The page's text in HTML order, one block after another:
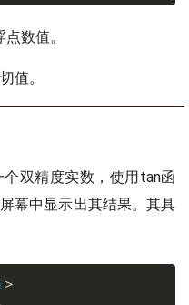
数值。
值。
双精度实数，使用tan函
幕中显示出其结果。其具
＞